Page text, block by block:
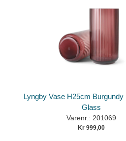
Lyngby Vase H25cm Burgundy
Glass
Varenr.: 201069
Kr 999,00